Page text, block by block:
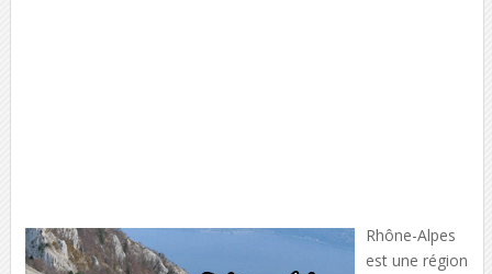
Rhône-Alpes
est une région